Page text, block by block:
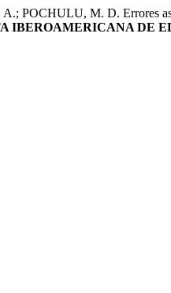
POCHULU, M. D. Errores
IBEROAMERICANA DE